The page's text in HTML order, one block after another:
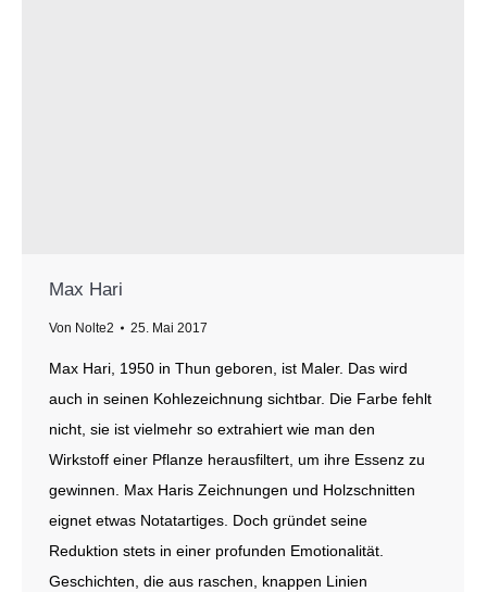
Max Hari
Von Nolte2 25. Mai 2017
Max Hari, 1950 in Thun geboren, ist Maler. Das wird
auch in seinen Kohlezeichnung sichtbar. Die Farbe fehlt
nicht, sie ist vielmehr so extrahiert wie man den
Wirkstoff einer Pflanze herausfiltert, um ihre Essenz zu
gewinnen. Max Haris Zeichnungen und Holzschnitten
eignet etwas Notatartiges. Doch gründet seine
Reduktion stets in einer profunden Emotionalität.
Geschichten, die aus raschen, knappen Linien